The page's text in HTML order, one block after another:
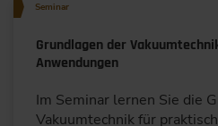
Seminar
Grundlagen der
Anwendungen
Im Seminar lernen Sie die
Vakuumtechnik für